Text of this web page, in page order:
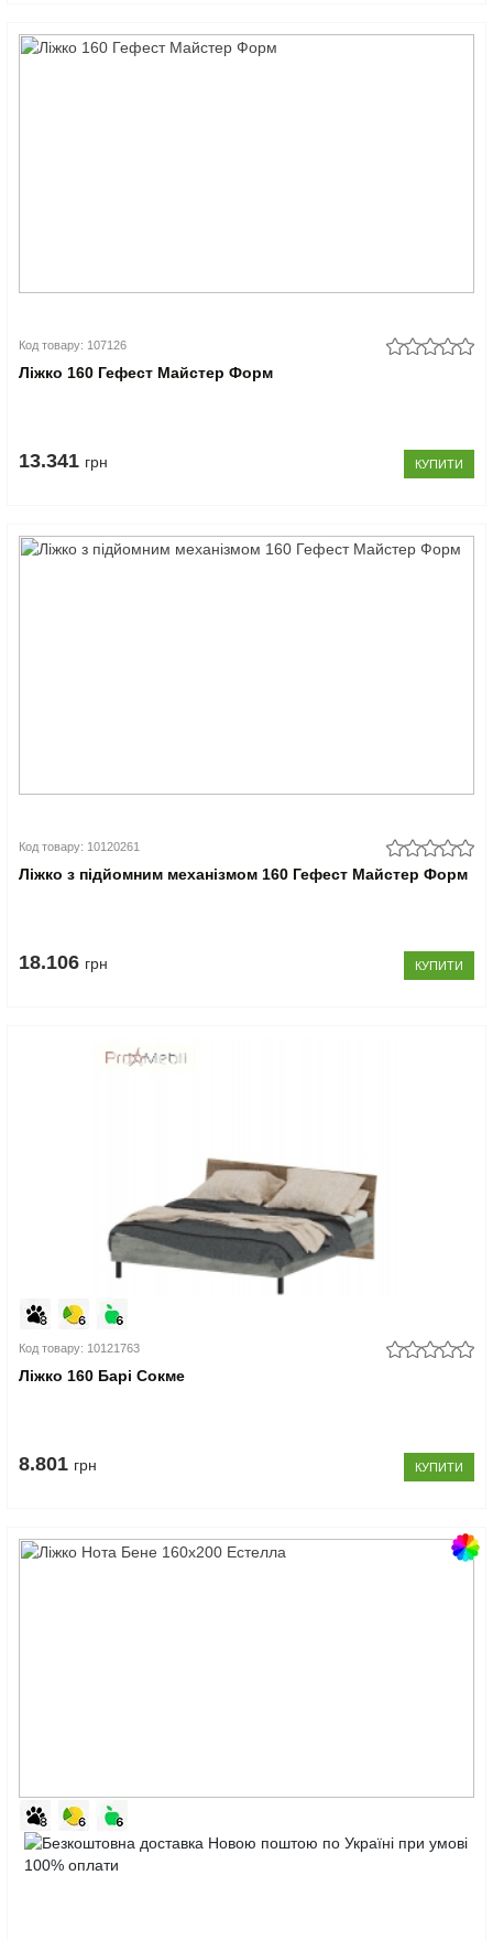
Код товару: 107126
Ліжко 160 Гефест Майстер Форм
13.341 грн КУПИТИ
Код товару: 10120261
Ліжко з підйомним механізмом 160 Гефест Майстер Форм
18.106 грн КУПИТИ
Код товару: 10121763
Ліжко 160 Барі Сокме
8.801 грн КУПИТИ
Код
товару: